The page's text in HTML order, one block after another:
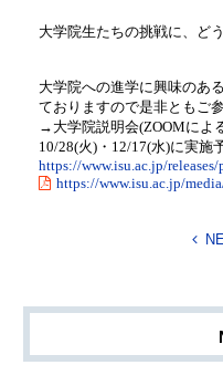
大学院生たちの挑戦に、ど
大学院への進学に興味のあ
ておりますので是非ともご
→大学院説明会(ZOOMによ
10/28(火)・12/17(水)に実施
https://www.isu.ac.jp/
https://www.isu.ac.jp/